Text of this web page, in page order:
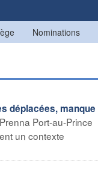
Nominations
déplacées, manque
Port-au-Prince
un contexte